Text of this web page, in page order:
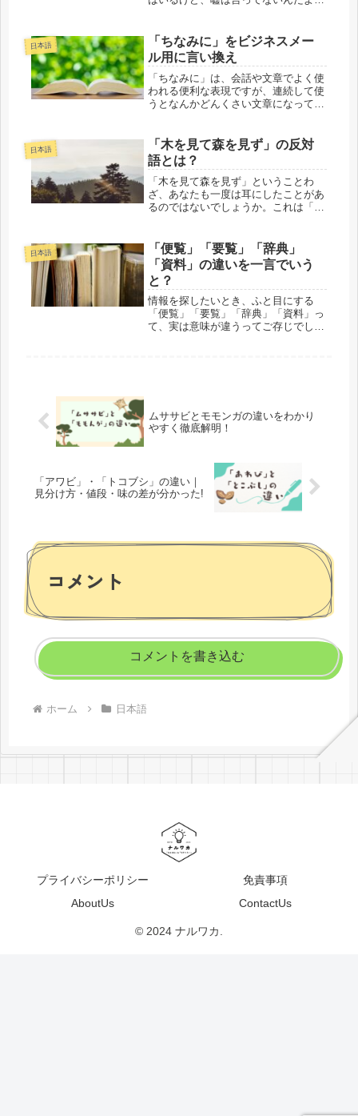
の感じ。「嘘」と「欺瞞」って似てい
るようで、実はちょっとニュアンスが
違う...
日本語
「ちなみに」をビジネスメー
ル用に言い換え
「ちなみに」は、会話や文章でよく使
われる便利な表現ですが、連続して使
うとなんかどんくさい文章になってし
は、「ちなみに」を言い換える様々な
表現を紹介します。 「ちなみに」の
一...
日本語
「木を見て森を見ず」の反対
語とは？
「木を見て森を見ず」ということわ
ざ、あなたも一度は耳にしたことがあ
るのではないでしょうか。これは「細
生活でもよく使われる言い回しです。
でも、ふと疑問がわいてきませんか？
「じ...
日本語
「便覧」「要覧」「辞典」
「資料」の違いを一言でいう
と？
情報を探したいとき、ふと目にする
「便覧」「要覧」「辞典」「資料」っ
て、実は意味が違うってご存じでした
ムササビとモモンガの違いをわかり
やすく徹底解明！
「アワビ」・「トコブシ」の違い｜
見分け方・値段・味の差が分かった!
コメント
コメントを書き込む
ホーム 日本語
プライバシーポリシー
免責事項
AboutUs
ContactUs
© 2024 ナルワカ.